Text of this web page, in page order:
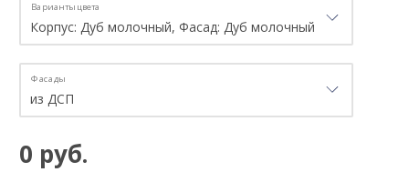
Варианты цвета
Фасады
0 руб.